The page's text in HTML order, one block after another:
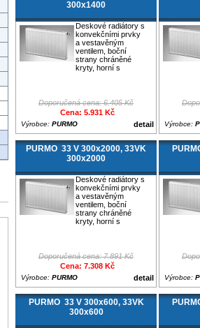
300x1400
Deskové radiátory s
konvekčními prvky
a vestavěným
ventilem, boční
strany chráněné
kryty, horní s
Doporučená cena: 6.405 Kč
Cena: 5.931 Kč
detail
Výrobce: PURMO Výrobce:
PURMO 33 V 300x2000, 33VK
300x2000
Deskové radiátory s
konvekčními prvky
a vestavěným
ventilem, boční
strany chráněné
kryty, horní s
Doporučená cena: 7.891 Kč
Cena: 7.308 Kč
detail
Výrobce: PURMO Výrobce:
PURMO 33 V 300x600, 33VK
300x600